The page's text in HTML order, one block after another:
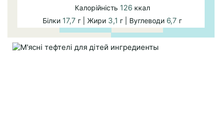
Калорійність 126ккал
Білки 17,7 г | Жири 3,1 г | Вуглеводи 6,7 г